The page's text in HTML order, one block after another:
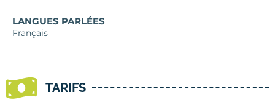
LANGUES PARLÉES
Français
TARIFS